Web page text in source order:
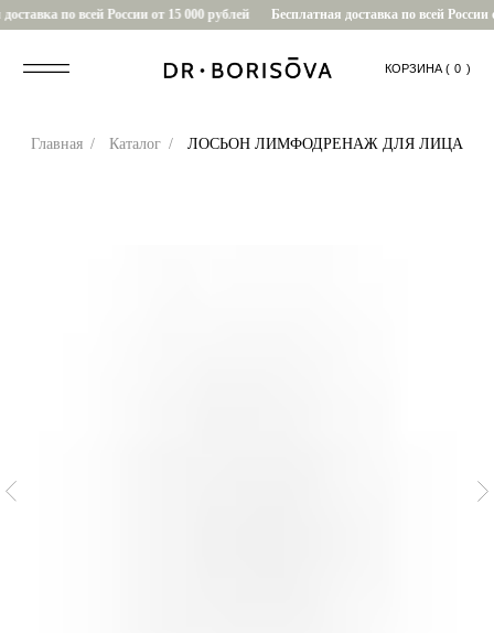
по всей России от 15 000 рублей Бесплатная доставка по всей России
0